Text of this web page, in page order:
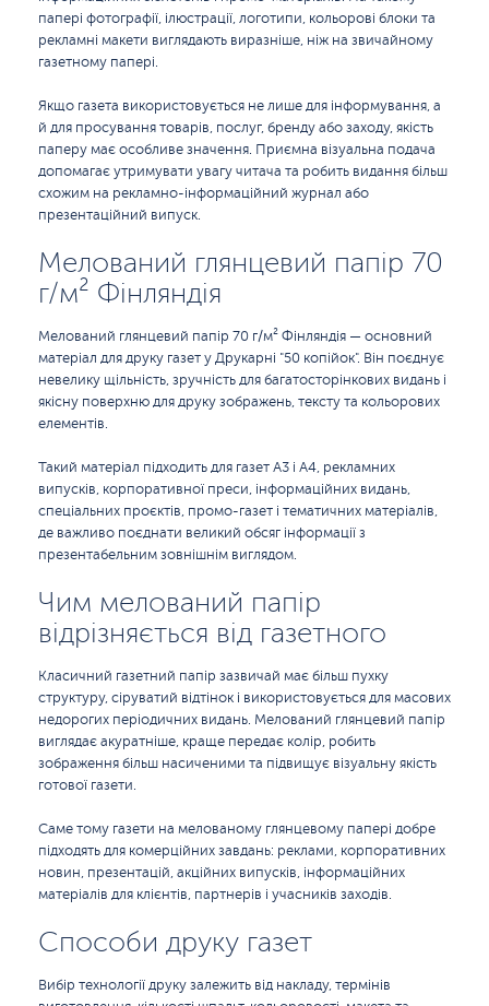
папері фотографії, ілюстрації, логотипи, кольорові блоки та
рекламні макети виглядають виразніше, ніж на звичайному
газетному папері.
Якщо газета використовується не лише для інформування, а
й для просування товарів, послуг, бренду або заходу, якість
паперу має особливе значення. Приємна візуальна подача
допомагає утримувати увагу читача та робить видання більш
схожим на рекламно-інформаційний журнал або
презентаційний випуск.
Мелований глянцевий папір 70
г/м² Фінляндія
Мелований глянцевий папір 70 г/м² Фінляндія — основний
матеріал для друку газет у Друкарні "50 копійок". Він поєднує
невелику щільність, зручність для багатосторінкових видань і
якісну поверхню для друку зображень, тексту та кольорових
елементів.
Такий матеріал підходить для газет А3 і А4, рекламних
випусків, корпоративної преси, інформаційних видань,
спеціальних проєктів, промо-газет і тематичних матеріалів,
де важливо поєднати великий обсяг інформації з
презентабельним зовнішнім виглядом.
Чим мелований папір
відрізняється від газетного
Класичний газетний папір зазвичай має більш пухку
структуру, сіруватий відтінок і використовується для масових
недорогих періодичних видань. Мелований глянцевий папір
виглядає акуратніше, краще передає колір, робить
зображення більш насиченими та підвищує візуальну якість
готової газети.
Саме тому газети на мелованому глянцевому папері добре
підходять для комерційних завдань: реклами, корпоративних
новин, презентацій, акційних випусків, інформаційних
матеріалів для клієнтів, партнерів і учасників заходів.
Способи друку газет
Вибір технології друку залежить від накладу, термінів